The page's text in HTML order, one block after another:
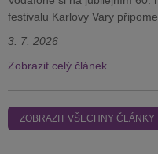
festivalu Karlovy Vary
3. 7. 2026
Zobrazit celý článek
ZOBRAZIT VŠECHNY ČLÁNKY